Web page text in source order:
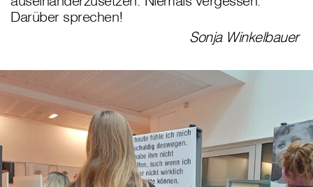
Darüber sprechen!
Sonja Winkelbauer